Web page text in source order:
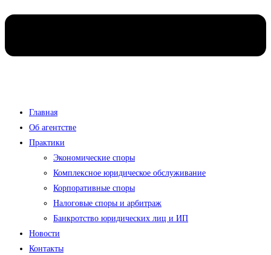
Главная
Об агентстве
Практики
Экономические споры
Комплексное юридическое обслуживание
Корпоративные споры
Налоговые споры и арбитраж
Банкротство юридических лиц и ИП
Новости
Контакты